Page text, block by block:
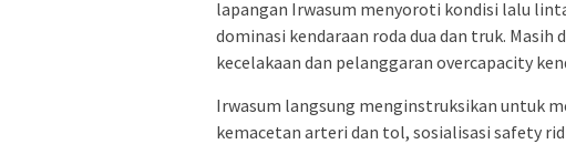
lapangan Irwasum menyoroti kondisi lalu
dominasi kendaraan roda dua dan truk.
kecelakaan dan pelanggaran overcapacity
Irwasum langsung menginstruksikan untuk
kemacetan arteri dan tol, sosialisasi safety